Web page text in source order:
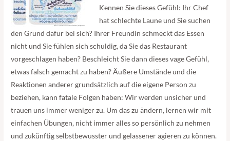
Kennen Sie dieses Gefühl: Ihr Chef
hat schlechte Laune und Sie suchen
den Grund dafür bei sich? Ihrer Freundin schmeckt das Essen
nicht und Sie fühlen sich schuldig, da Sie das Restaurant
vorgeschlagen haben? Beschleicht Sie dann dieses vage Gefühl,
etwas falsch gemacht zu haben? Äußere Umstände und die
Reaktionen anderer grundsätzlich auf die eigene Person zu
beziehen, kann fatale Folgen haben: Wir werden unsicher und
trauen uns immer weniger zu. Um das zu ändern, lernen wir mit
einfachen Übungen, nicht immer alles so persönlich zu nehmen
und zukünftig selbstbewusster und gelassener agieren zu können.